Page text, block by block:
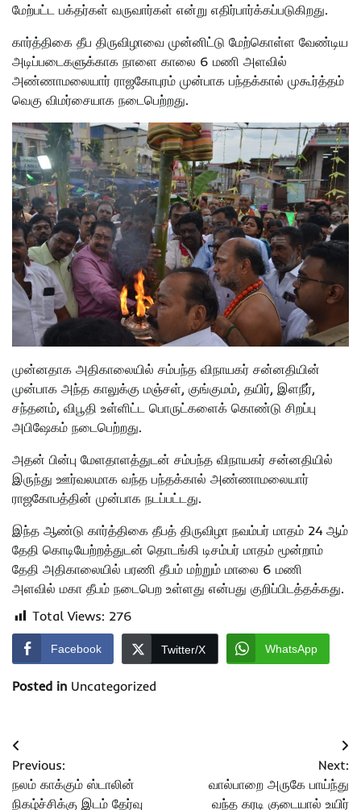
மேற்பட்ட பக்தர்கள் வருவார்கள் என்று எதிர்பார்க்கப்படுகிறது.
கார்த்திகை தீப திருவிழாவை முன்னிட்டு மேற்கொள்ள வேண்டிய
அடிப்படைகளுக்காக நாளை காலை 6 மணி அளவில்
அண்ணாமலையார் ராஜகோபுரம் முன்பாக பந்தக்கால் முகூர்த்தம்
வெகு விமர்சையாக நடைபெற்றது.
முன்னதாக அதிகாலையில் சம்பந்த விநாயகர் சன்னதியின்
முன்பாக அந்த காலுக்கு மஞ்சள், குங்குமம், தயிர், இளநீர்,
சந்தனம், விபூதி உள்ளிட்ட பொருட்களைக் கொண்டு சிறப்பு
அபிஷேகம் நடைபெற்றது.
அதன் பின்பு மேளதாளத்துடன் சம்பந்த விநாயகர் சன்னதியில்
இருந்து ஊர்வலமாக வந்த பந்தக்கால் அண்ணாமலையார்
ராஜகோபத்தின் முன்பாக நடப்பட்டது.
இந்த ஆண்டு கார்த்திகை தீபத் திருவிழா நவம்பர் மாதம் 24 ஆம்
தேதி கொடியேற்றத்துடன் தொடங்கி டிசம்பர் மாதம் மூன்றாம்
தேதி அதிகாலையில் பரணி தீபம் மற்றும் மாலை 6 மணி
அளவில் மகா தீபம் நடைபெற உள்ளது என்பது குறிப்பிடத்தக்கது.
Total Views: 276
Facebook Twitter/X WhatsApp
Posted in Uncategorized
Post
navigation
Previous:
நலம் காக்கும் ஸ்டாலின்
நிகழ்ச்சிக்கு இடம் தேர்வு
Next:
வால்பாறை அருகே பாய்ந்து
வந்த கரடி குடையால் உயிர்